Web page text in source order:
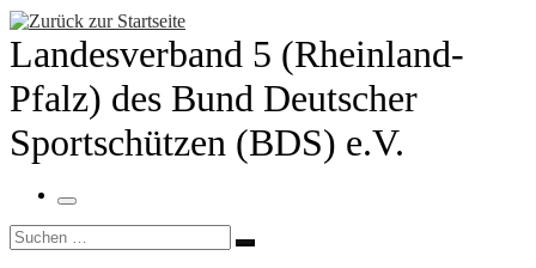
Landesverband 5 (Rheinland-
Pfalz) des Bund Deutscher
Sportschützen (BDS) e.V.
Menü
Suche
Suchen …